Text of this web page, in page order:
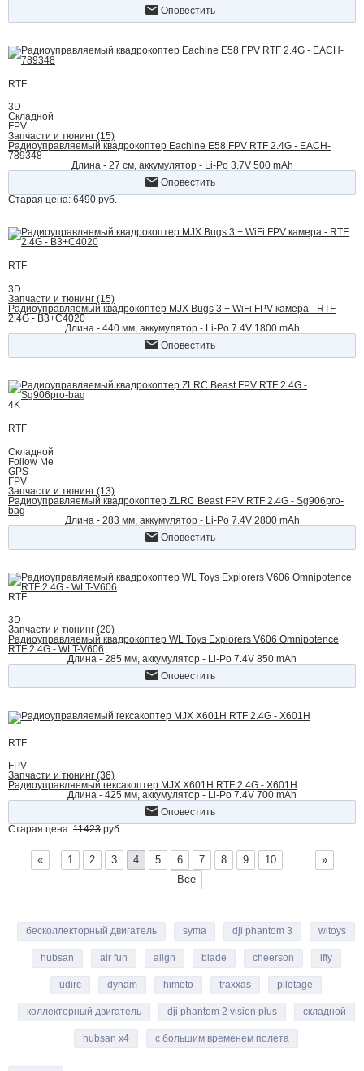
Оповестить
RTF
3D
Складной
FPV
Запчасти и тюнинг (15)
Радиоуправляемый квадрокоптер Eachine E58 FPV RTF 2.4G - EACH-
789348
Длина - 27 см, аккумулятор - Li-Po 3.7V 500 mAh
Оповестить
Старая цена: 6490 руб.
RTF
3D
Запчасти и тюнинг (15)
Радиоуправляемый квадрокоптер MJX Bugs 3 + WiFi FPV камера - RTF
2.4G - B3+C4020
Длина - 440 мм, аккумулятор - Li-Po 7.4V 1800 mAh
Оповестить
4K
RTF
Складной
Follow Me
GPS
FPV
Запчасти и тюнинг (13)
Радиоуправляемый квадрокоптер ZLRC Beast FPV RTF 2.4G - Sg906pro-
bag
Длина - 283 мм, аккумулятор - Li-Po 7.4V 2800 mAh
Оповестить
RTF
3D
Запчасти и тюнинг (20)
Радиоуправляемый квадрокоптер WL Toys Explorers V606 Omnipotence
RTF 2.4G - WLT-V606
Длина - 285 мм, аккумулятор - Li-Po 7.4V 850 mAh
Оповестить
RTF
FPV
Запчасти и тюнинг (36)
Радиоуправляемый гексакоптер MJX X601H RTF 2.4G - X601H
Длина - 425 мм, аккумулятор - Li-Po 7.4V 700 mAh
Оповестить
Старая цена: 11423 руб.
« 1 2 3 4 5 6 7 8 9 10 ...
»
Все
бесколлекторный двигатель syma dji phantom 3 wltoys
hubsan air fun align blade cheerson ifly
udirc dynam himoto traxxas pilotage
коллекторный двигатель dji phantom 2 vision plus складной
hubsan x4 с большим временем полета